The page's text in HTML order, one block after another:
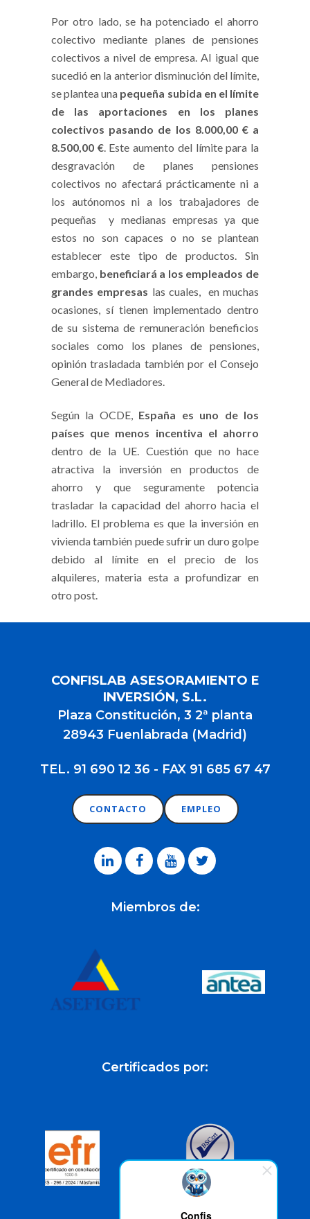
Confis
Por otro lado, se ha potenciado el ahorro
colectivo mediante planes de pensiones
colectivos a nivel de empresa. Al igual que
sucedió en la anterior disminución del límite,
se plantea una pequeña subida en el límite
de las aportaciones en los planes
colectivos pasando de los 8.000,00 € a
8.500,00 €. Este aumento del límite para la
desgravación de planes pensiones
colectivos no afectará prácticamente ni a
los autónomos ni a los trabajadores de
pequeñas y medianas empresas ya que
estos no son capaces o no se plantean
establecer este tipo de productos. Sin
embargo, beneficiará a los empleados de
grandes empresas las cuales, en muchas
ocasiones, sí tienen implementado dentro
de su sistema de remuneración beneficios
sociales como los planes de pensiones,
opinión trasladada también por el Consejo
General de Mediadores.
Según la OCDE, España es uno de los
países que menos incentiva el ahorro
dentro de la UE. Cuestión que no hace
atractiva la inversión en productos de
ahorro y que seguramente potencia
trasladar la capacidad del ahorro hacia el
ladrillo. El problema es que la inversión en
vivienda también puede sufrir un duro golpe
debido al límite en el precio de los
alquileres, materia esta a profundizar en
otro post.
CONFISLAB ASESORAMIENTO E
INVERSIÓN, S.L.
Plaza Constitución, 3 2ª planta
28943 Fuenlabrada (Madrid)
TEL. 91 690 12 36 - FAX 91 685 67 47
CONTACTO EMPLEO
Miembros de:
Certificados por: